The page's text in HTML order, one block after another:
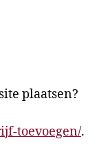
plaatsen?
toevoegen/.